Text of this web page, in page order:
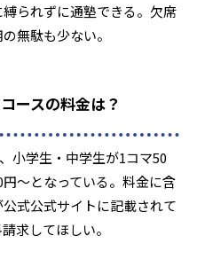
られずに通塾できる。欠席
無駄も少ない。
ースの料金は？
小学生・中学生が1コマ50
～となっている。料金に含
式公式サイトに記載されて
求してほしい。